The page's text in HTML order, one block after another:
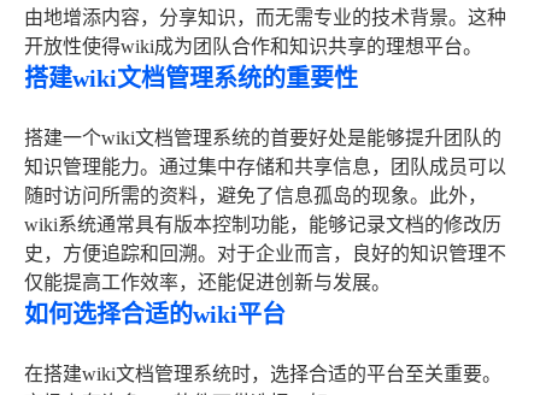
由地增添内容，分享知识，而无需专业的技术背景。这种
开放性使得wiki成为团队合作和知识共享的理想平台。
搭建wiki文档管理系统的重要性
搭建一个wiki文档管理系统的首要好处是能够提升团队的
知识管理能力。通过集中存储和共享信息，团队成员可以
随时访问所需的资料，避免了信息孤岛的现象。此外，
wiki系统通常具有版本控制功能，能够记录文档的修改历
史，方便追踪和回溯。对于企业而言，良好的知识管理不
仅能提高工作效率，还能促进创新与发展。
如何选择合适的wiki平台
在搭建wiki文档管理系统时，选择合适的平台至关重要。